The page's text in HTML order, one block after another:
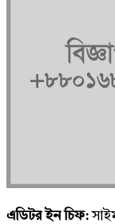
এডিটর ইন চিফ: